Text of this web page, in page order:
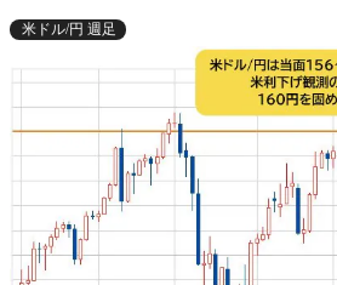
米ドル/円 週足